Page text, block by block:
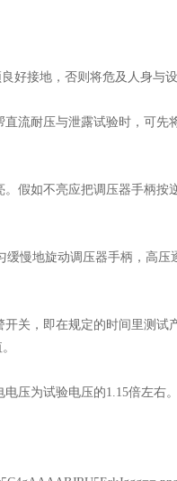
接地，否则将危及人身与设
耐压与泄露试验时，可先
如不亮应把调压器手柄按
地旋动调压器手柄，高压
，即在规定的时间里测试
为试验电压的1.15倍左右。